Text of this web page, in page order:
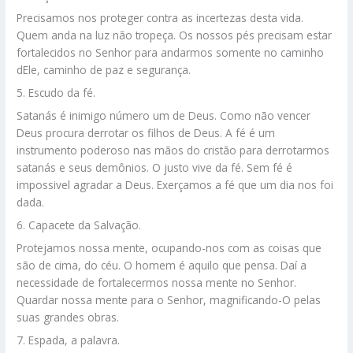
Precisamos nos proteger contra as incertezas desta vida.
Quem anda na luz não tropeça. Os nossos pés precisam estar
fortalecidos no Senhor para andarmos somente no caminho
dEle, caminho de paz e segurança.
5. Escudo da fé.
Satanás é inimigo número um de Deus. Como não vencer
Deus procura derrotar os filhos de Deus. A fé é um
instrumento poderoso nas mãos do cristão para derrotarmos
satanás e seus demônios. O justo vive da fé. Sem fé é
impossivel agradar a Deus. Exerçamos a fé que um dia nos foi
dada.
6. Capacete da Salvação.
Protejamos nossa mente, ocupando-nos com as coisas que
são de cima, do céu. O homem é aquilo que pensa. Daí a
necessidade de fortalecermos nossa mente no Senhor.
Quardar nossa mente para o Senhor, magnificando-O pelas
suas grandes obras.
7. Espada, a palavra.